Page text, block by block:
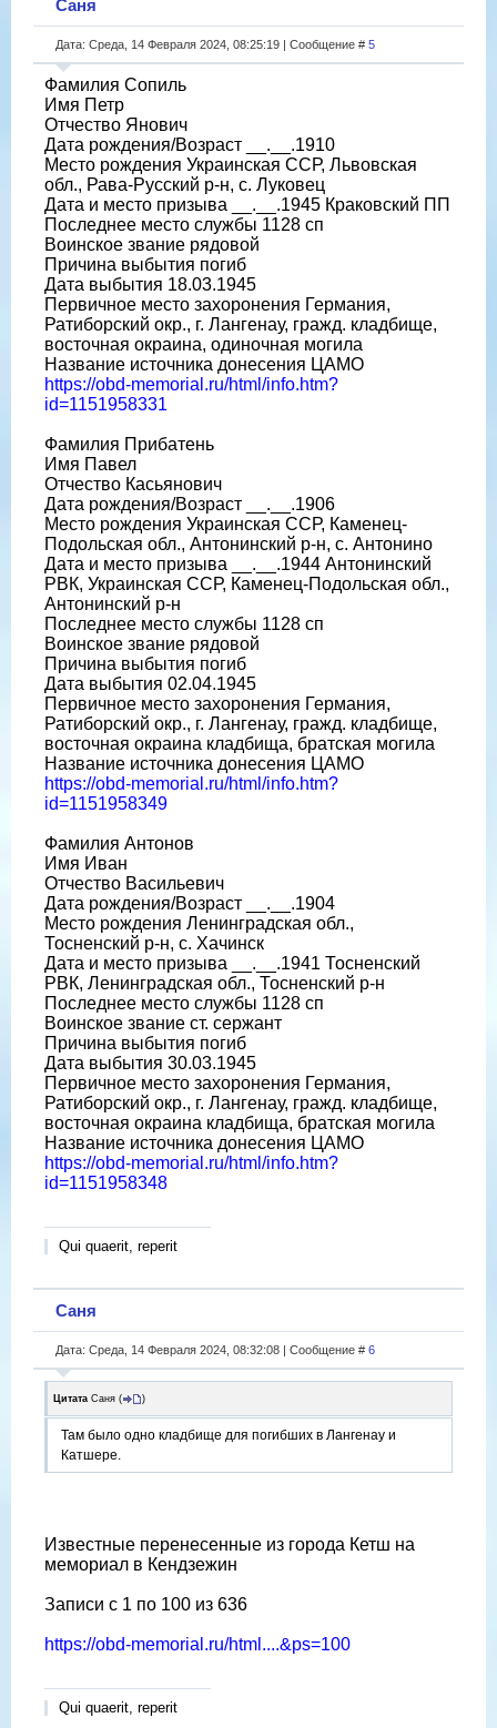
Саня
Дата: Среда, 14 Февраля 2024, 08:25:19 | Сообщение # 5
Фамилия Сопиль
Имя Петр
Отчество Янович
Дата рождения/Возраст __.__.1910
Место рождения Украинская ССР, Львовская
обл., Рава-Русский р-н, с. Луковец
Дата и место призыва __.__.1945 Краковский ПП
Последнее место службы 1128 сп
Воинское звание рядовой
Причина выбытия погиб
Дата выбытия 18.03.1945
Первичное место захоронения Германия,
Ратиборский окр., г. Лангенау, гражд. кладбище,
восточная окраина, одиночная могила
Название источника донесения ЦАМО
https://obd-memorial.ru/html/info.htm?
id=1151958331
Фамилия Прибатень
Имя Павел
Отчество Касьянович
Дата рождения/Возраст __.__.1906
Место рождения Украинская ССР, Каменец-
Подольская обл., Антонинский р-н, с. Антонино
Дата и место призыва __.__.1944 Антонинский
РВК, Украинская ССР, Каменец-Подольская обл.,
Антонинский р-н
Последнее место службы 1128 сп
Воинское звание рядовой
Причина выбытия погиб
Дата выбытия 02.04.1945
Первичное место захоронения Германия,
Ратиборский окр., г. Лангенау, гражд. кладбище,
восточная окраина кладбища, братская могила
Название источника донесения ЦАМО
https://obd-memorial.ru/html/info.htm?
id=1151958349
Фамилия Антонов
Имя Иван
Отчество Васильевич
Дата рождения/Возраст __.__.1904
Место рождения Ленинградская обл.,
Тосненский р-н, с. Хачинск
Дата и место призыва __.__.1941 Тосненский
РВК, Ленинградская обл., Тосненский р-н
Последнее место службы 1128 сп
Воинское звание ст. сержант
Причина выбытия погиб
Дата выбытия 30.03.1945
Первичное место захоронения Германия,
Ратиборский окр., г. Лангенау, гражд. кладбище,
восточная окраина кладбища, братская могила
Название источника донесения ЦАМО
https://obd-memorial.ru/html/info.htm?
id=1151958348
Qui quaerit, reperit
Саня
Дата: Среда, 14 Февраля 2024, 08:32:08 | Сообщение # 6
Цитата Саня ( )
Там было одно кладбище для погибших в Лангенау и
Катшере.
Известные перенесенные из города Кетш на
мемориал в Кендзежин
Записи с 1 по 100 из 636
https://obd-memorial.ru/html....&ps=100
Qui quaerit, reperit